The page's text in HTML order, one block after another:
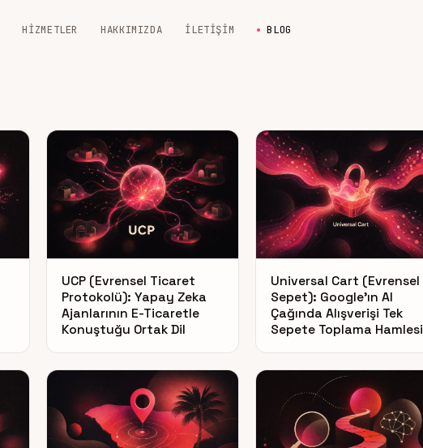
HIZMETLER HAKKIMIZDA İLETIŞIM BLOG
UCP (Evrensel Ticaret
Protokolü): Yapay Zeka
Ajanlarının E-Ticaretle
Konuştuğu Ortak Dil
Universal Cart (Evrensel
Sepet): Google’ın AI
Çağında Alışverişi Tek
Sepete Toplama Hamlesi